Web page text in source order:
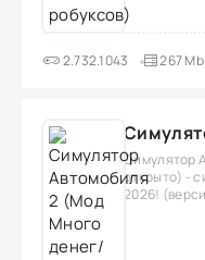
2.732.1043 267 Mb
Симулятор
открыто) -
2026!